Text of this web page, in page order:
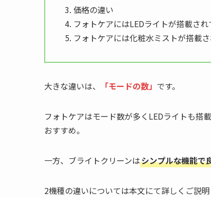
価格の違い
フォトケアにはLEDライトが搭載され
フォトケアには化粧水ミストが搭載
大きな違いは、 「モードの数」 です。
フォトケアはモード数が多くLEDライトも搭
おすすめ。
一方、ブライトクリーンはシンプルな機能で
2機種の違いについては本文にて詳しくご説明